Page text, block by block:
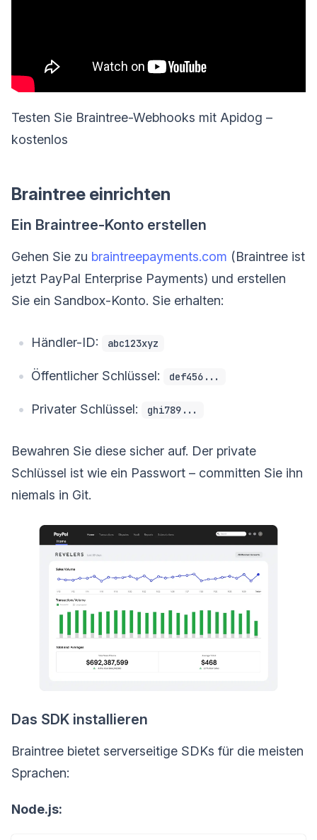
Testen Sie Braintree-Webhooks mit Apidog –
kostenlos
Braintree einrichten
Ein Braintree-Konto erstellen
Gehen Sie zu braintreepayments.com (Braintree ist
jetzt PayPal Enterprise Payments) und erstellen
Sie ein Sandbox-Konto. Sie erhalten:
Händler-ID: abc123xyz
Öffentlicher Schlüssel: def456...
Privater Schlüssel: ghi789...
Bewahren Sie diese sicher auf. Der private
Schlüssel ist wie ein Passwort – committen Sie ihn
niemals in Git.
Das SDK installieren
Braintree bietet serverseitige SDKs für die meisten
Sprachen:
Node.js: